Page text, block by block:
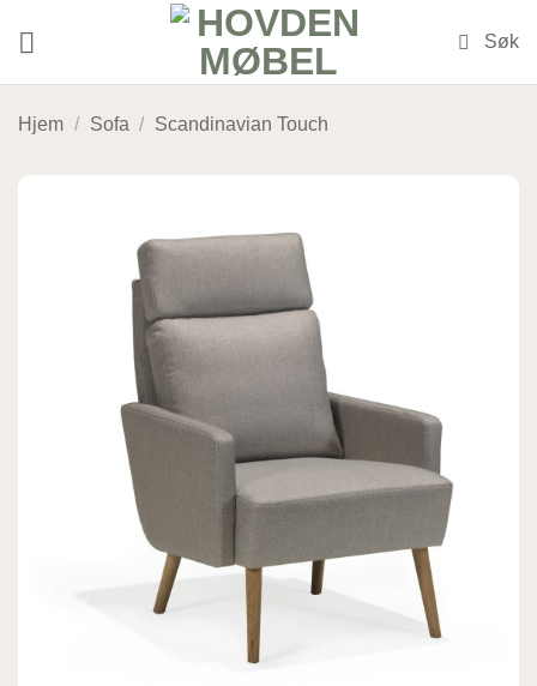
Hjem / Sofa / Scandinavian Touch